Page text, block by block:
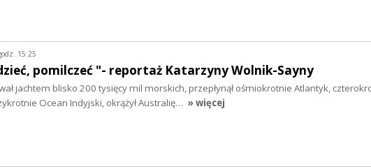
15:25
pomilczeć "- reportaż Katarzyny Wolnik-Sayny
jachtem blisko 200 tysięcy mil morskich, przepłynął ośmiokrotnie Atlantyk,
Ocean Indyjski, okrążył Australię… » więcej